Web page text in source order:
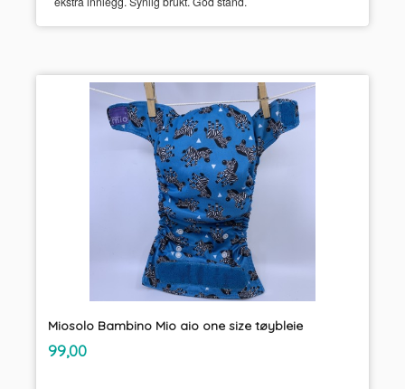
Miosolo Bambino Mio aio one size tøybleie
Pris
99,00mva.